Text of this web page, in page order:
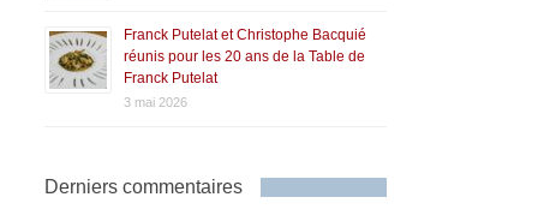
Franck Putelat et Christophe Bacquié
réunis pour les 20 ans de la Table de
Franck Putelat
3 mai 2026
Derniers commentaires